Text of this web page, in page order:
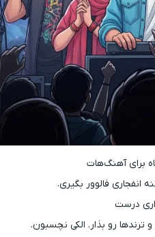
رو بذار. الکی نچسبون.